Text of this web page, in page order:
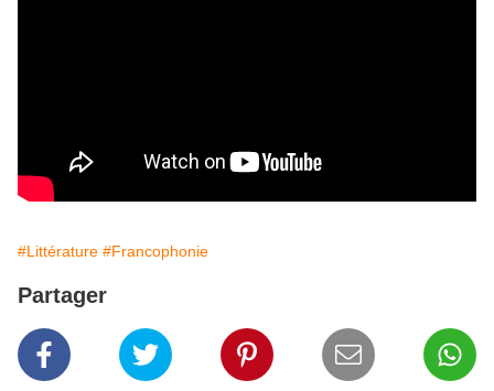
#Littérature #Francophonie
Partager